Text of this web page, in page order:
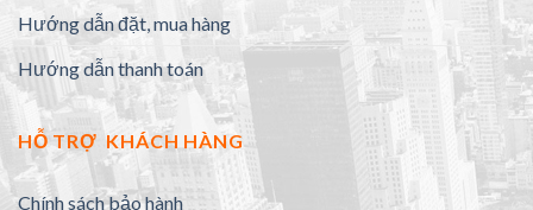
Hướng dẫn đặt, mua hàng
Hướng dẫn thanh toán
HỖ TRỢ KHÁCH HÀNG
Chính sách bảo hành